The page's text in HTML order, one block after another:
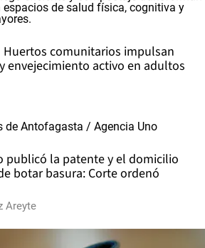
Huertos comunitarios impulsan
envejecimiento activo en adultos
publicó la patente y el domicilio
botar basura: Corte ordenó
Areyte